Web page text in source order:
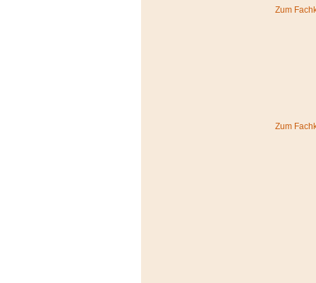
Zum
Zum